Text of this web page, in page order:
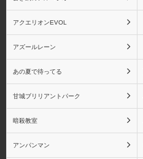
煉獄杏寿郎
アクエリオンEVOL
アズールレーン
あの夏で待ってる
甘城ブリリアントパーク
暗殺教室
アンパンマン